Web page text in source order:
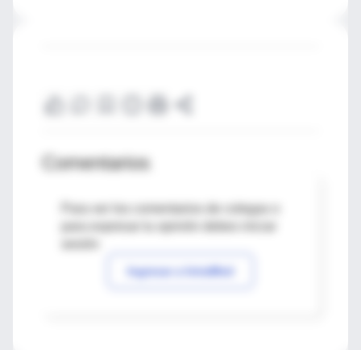
Comentarios
Para ver los comentarios de colegas o
Ingresar a IntraMed